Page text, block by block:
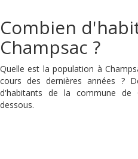
Combien
Champsac ?
Quelle est la population à
cours des dernières années ?
d'habitants de la commune de
dessous.